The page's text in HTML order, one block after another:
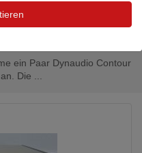
ein Paar Dynaudio Contour
Die ...